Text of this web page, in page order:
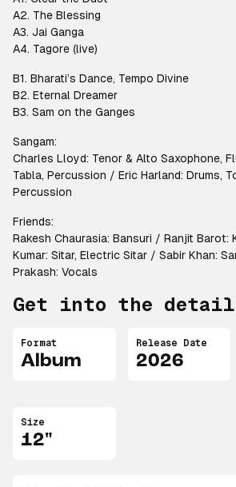
A2. The Blessing
A3. Jai Ganga
A4. Tagore (live)
B1. Bharati’s Dance, Tempo Divine
B2. Eternal Dreamer
B3. Sam on the Ganges
Sangam:
Charles Lloyd: Tenor & Alto Saxophone,
Tabla, Percussion / Eric Harland: Drums,
Percussion
Friends:
Rakesh Chaurasia: Bansuri / Ranjit Barot:
Kumar: Sitar, Electric Sitar / Sabir Khan:
Prakash: Vocals
Get into the
Format
Album
Release Date
2026
Size
12"